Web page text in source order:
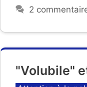
2
"Volubile"